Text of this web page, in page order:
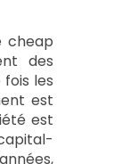
cheap
des
les
est
est